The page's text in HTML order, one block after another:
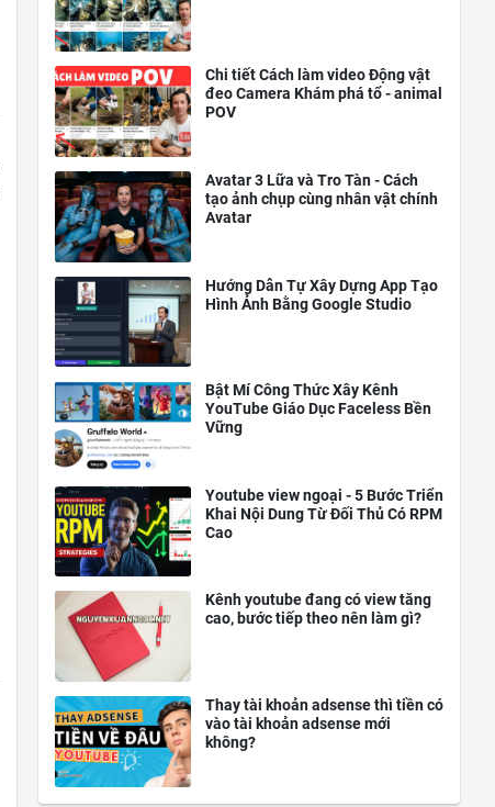
Chi tiết Cách làm video Động vật
đeo Camera Khám phá tổ - animal
POV
Avatar 3 Lữa và Tro Tàn - Cách
tạo ảnh chụp cùng nhân vật chính
Avatar
Hướng Dẫn Tự Xây Dựng App Tạo
Hình Ảnh Bằng Google Studio
Bật Mí Công Thức Xây Kênh
YouTube Giáo Dục Faceless Bền
Vững
Youtube view ngoại - 5 Bước Triển
Khai Nội Dung Từ Đối Thủ Có RPM
Cao
Kênh youtube đang có view tăng
cao, bước tiếp theo nên làm gì?
Thay tài khoản adsense thì tiền có
vào tài khoản adsense mới
không?